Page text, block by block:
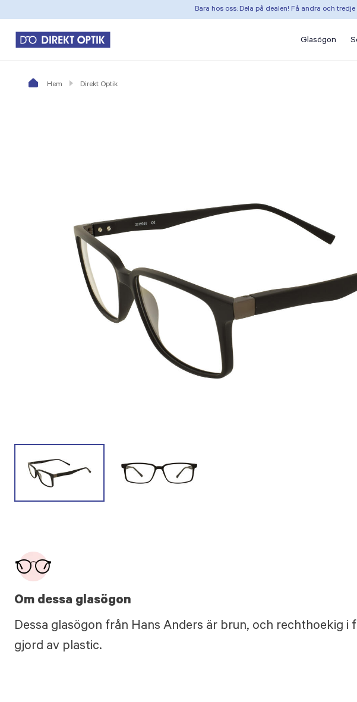
Bara hos oss: Dela på dealen! Få andra och
Glasögon
Hem Direkt Optik
Om dessa glasögon
Dessa glasögon från Hans Anders är brun, och rechthoekig i
gjord av plastic.